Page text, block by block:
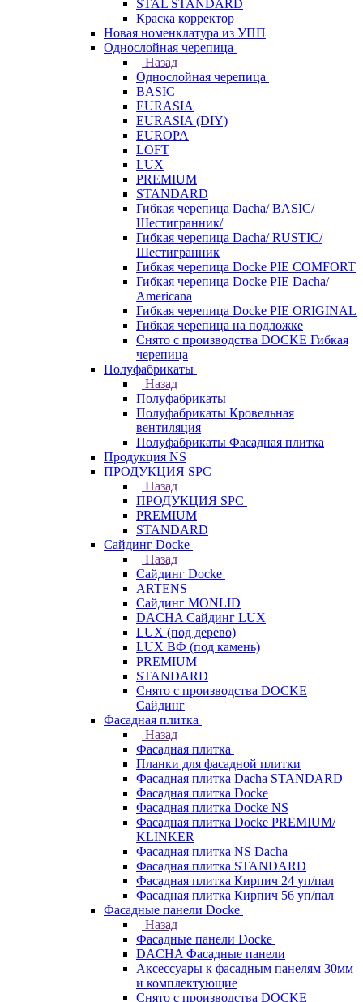
STAL STANDARD
Краска корректор
Новая номенклатура из УПП
Однослойная черепица
Назад
Однослойная черепица
BASIC
EURASIA
EURASIA (DIY)
EUROPA
LOFT
LUX
PREMIUM
STANDARD
Гибкая черепица Dacha/ BASIC/
Шестигранник/
Гибкая черепица Dacha/ RUSTIC/
Шестигранник
Гибкая черепица Docke PIE COMFORT
Гибкая черепица Docke PIE Dacha/
Americana
Гибкая черепица Docke PIE ОRIGINАL
Гибкая черепица на подложке
Снято с производства DOCKE Гибкая
черепица
Полуфабрикаты
Назад
Полуфабрикаты
Полуфабрикаты Кровельная
вентиляция
Полуфабрикаты Фасадная плитка
Продукция NS
ПРОДУКЦИЯ SPC
Назад
ПРОДУКЦИЯ SPC
PREMIUM
STANDARD
Сайдинг Docke
Назад
Сайдинг Docke
ARTENS
Cайдинг MONLID
DACHA Сайдинг LUX
LUX (под дерево)
LUX ВФ (под камень)
PREMIUM
STANDARD
Снято с производства DOCKE
Сайдинг
Фасадная плитка
Назад
Фасадная плитка
Планки для фасадной плитки
Фасадная плитка Dacha STANDARD
Фасадная плитка Docke
Фасадная плитка Docke NS
Фасадная плитка Docke PREMIUM/
KLINKER
Фасадная плитка NS Dacha
Фасадная плитка STANDARD
Фасадная плитка Кирпич 24 уп/пал
Фасадная плитка Кирпич 56 уп/пал
Фасадные панели Docke
Назад
Фасадные панели Docke
DACHA Фасадные панели
Аксессуары к фасадным панелям 30мм
и комплектующие
Снято с производства DOCKE